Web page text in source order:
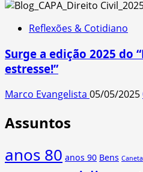
Reflexões & Cotidiano
Surge a edição 2025 do
estresse!”
Marco Evangelista 05/05/2025
Assuntos
anos 80 anos 90 Bens Caneta